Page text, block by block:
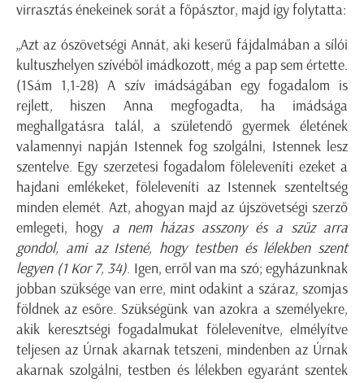
virrasztás énekeinek sorát a főpásztor, majd így folytatta:
„Azt az ószövetségi Annát, aki keserű fájdalmában a sílói
kultuszhelyen szívéből imádkozott, még a pap sem értette.
(1Sám 1,1-28) A szív imádságában egy fogadalom is
rejlett, hiszen Anna megfogadta, ha imádsága
meghallgatásra talál, a születendő gyermek életének
valamennyi napján Istennek fog szolgálni, Istennek lesz
szentelve. Egy szerzetesi fogadalom föleleveníti ezeket a
hajdani emlékeket, föleleveníti az Istennek szenteltség
minden elemét. Azt, ahogyan majd az újszövetségi szerző
emlegeti, hogy a nem házas asszony és a szűz arra
gondol, ami az Istené, hogy testben és lélekben szent
legyen (1 Kor 7, 34). Igen, erről van ma szó; egyházunknak
jobban szüksége van erre, mint odakint a száraz, szomjas
földnek az esőre. Szükségünk van azokra a személyekre,
akik keresztségi fogadalmukat fölelevenítve, elmélyítve
teljesen az Úrnak akarnak tetszeni, mindenben az Úrnak
akarnak szolgálni, testben és lélekben egyaránt szentek